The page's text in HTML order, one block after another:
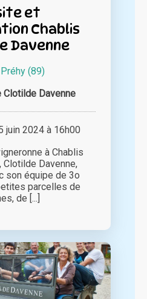
et
Chablis
Davenne
Préhy (89)
Clotilde Davenne
2024 à 16h00
à Chablis
Davenne,
son équipe de 3o
parcelles de
de [...]